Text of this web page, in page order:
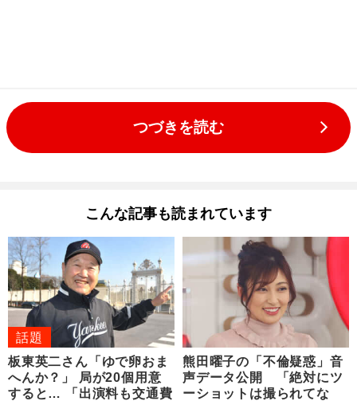
つづきを読む
こんな記事も読まれています
話題
板東英二さん「ゆで卵おま
へんか？」 局が20個用意
すると… 「出演料も交通費
熊田曜子の「不倫疑惑」音
声データ公開 「絶対にツ
ーショットは撮られてな